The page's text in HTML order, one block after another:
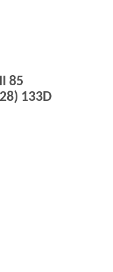
85
133D